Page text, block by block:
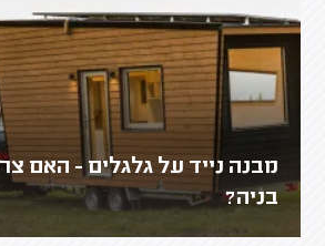
מבנה נייד על גלגלים - האם
בניה?